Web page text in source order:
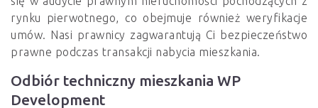
rynku pierwotnego, co obejmuje również weryfikacje
umów. Nasi prawnicy zagwarantują Ci bezpieczeństwo
prawne podczas transakcji nabycia mieszkania.
Odbiór techniczny mieszkania WP
Development